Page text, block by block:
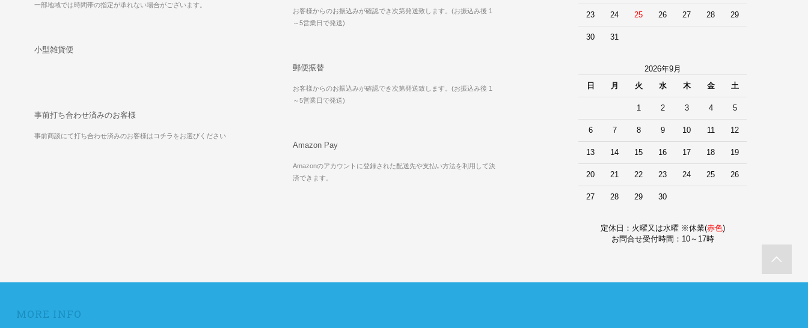
一部地域では時間帯の指定が承れない場合がございます。
小型雑貨便
事前打ち合わせ済みのお客様
事前商談にて打ち合わせ済みのお客様はコチラをお選びください
お客様からのお振込みが確認でき次第発送致します。(お振込み後 1
～5営業日で発送)
郵便振替
お客様からのお振込みが確認でき次第発送致します。(お振込み後 1
～5営業日で発送)
Amazon Pay
Amazonのアカウントに登録された配送先や支払い方法を利用して決
済できます。
23 24 25 26 27 28 29
30 31
2026年9月
日
月 火 水 木 金 土
1 2 3 4 5
6 7 8 9 10 11 12
13 14 15 16 17 18 19
20 21 22 23 24 25 26
27 28 29 30
定休日：火曜又は水曜 ※休業(赤色)
お問合せ受付時間：10～17時
MORE INFO